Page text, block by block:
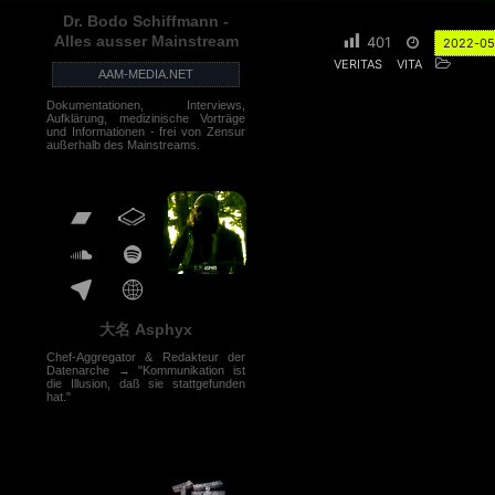
Dr. Bodo Schiffmann -
Alles ausser Mainstream
AAM-MEDIA.NET
Dokumentationen, Interviews,
Aufklärung, medizinische Vorträge
und Informationen - frei von Zensur
außerhalb des Mainstreams.
大名 Asphyx
Chef-Aggregator & Redakteur der
Datenarche → "Kommunikation ist
die Illusion, daß sie stattgefunden
hat."
401 2022-
VERITAS
VITA